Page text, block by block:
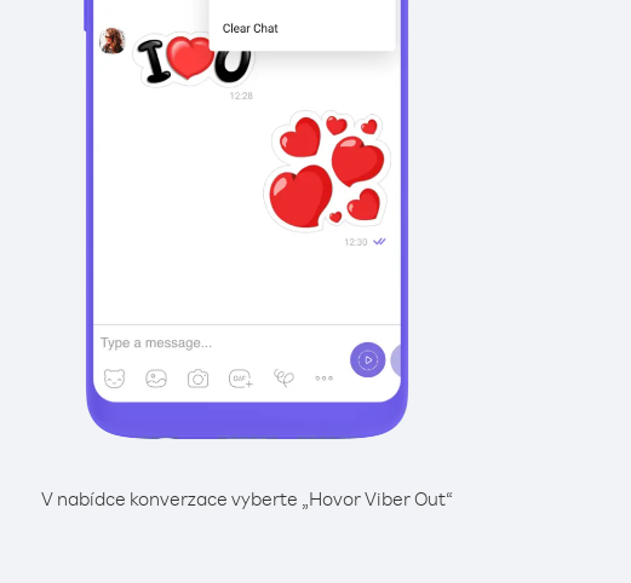
V nabídce konverzace vyberte „Hovor Viber Out“